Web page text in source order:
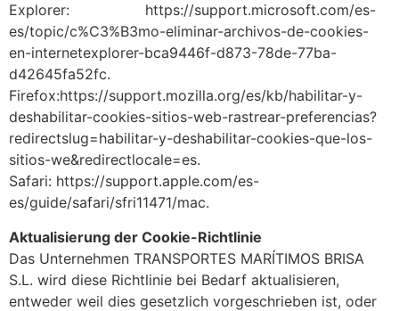
Explorer: https://support.microsoft.com/es-
es/topic/c%C3%B3mo-eliminar-archivos-de-cookies-
en-internetexplorer-bca9446f-d873-78de-77ba-
d42645fa52fc.
Firefox:https://support.mozilla.org/es/kb/habilitar-y-
deshabilitar-cookies-sitios-web-rastrear-preferencias?
redirectslug=habilitar-y-deshabilitar-cookies-que-los-
sitios-we&redirectlocale=es.
Safari: https://support.apple.com/es-
es/guide/safari/sfri11471/mac.
Aktualisierung der Cookie-Richtlinie
Das Unternehmen TRANSPORTES MARÍTIMOS BRISA
S.L. wird diese Richtlinie bei Bedarf aktualisieren,
entweder weil dies gesetzlich vorgeschrieben ist, oder